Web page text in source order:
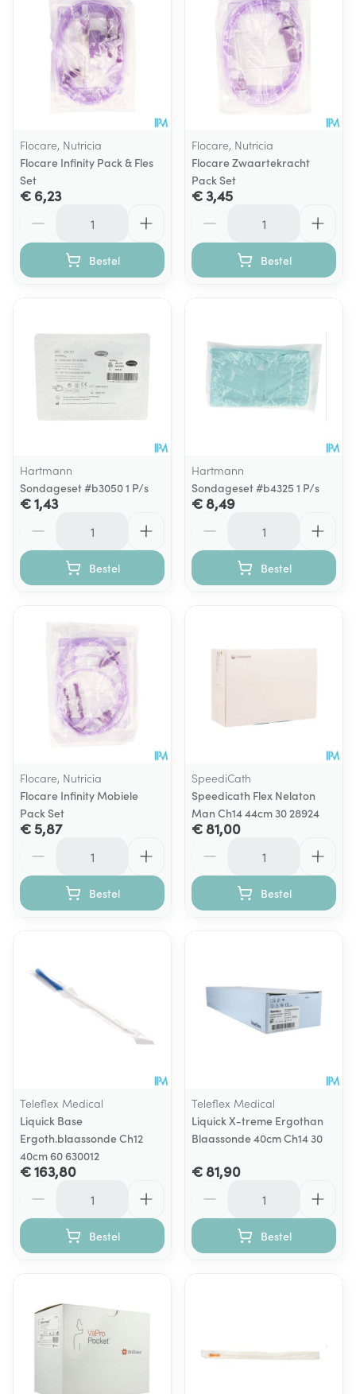
Flocare, Nutricia
Flocare Infinity Pack & Fles
Set
€ 6,23
Bestel
Flocare, Nutricia
Flocare Zwaartekracht
Pack Set
€ 3,45
Bestel
Hartmann
Sondageset #b3050 1 P/s
€ 1,43
Bestel
Hartmann
Sondageset #b4325 1 P/s
€ 8,49
Bestel
Flocare, Nutricia
Flocare Infinity Mobiele
Pack Set
€ 5,87
Bestel
SpeediCath
Speedicath Flex Nelaton
Man Ch14 44cm 30 28924
€ 81,00
Bestel
Teleflex Medical
Liquick Base
Ergoth.blaassonde Ch12
40cm 60 630012
€ 163,80
Bestel
Teleflex Medical
Liquick X-treme Ergothan
Blaassonde 40cm Ch14 30
€ 81,90
Bestel